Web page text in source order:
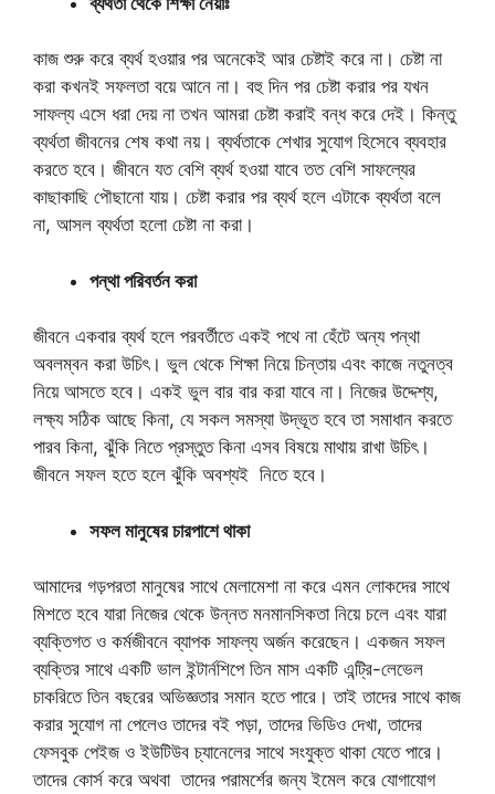
কাজ শুরু করে ব্যর্থ হওয়ার পর অনেকেই আর চেষ্টাই করে না। চেষ্টা না
করা কখনই সফলতা বয়ে আনে না। বহু দিন পর চেষ্টা করার পর যখন
সাফল্য এসে ধরা দেয় না তখন আমরা চেষ্টা করাই বন্ধ করে দেই। কিন্তু
ব্যর্থতা জীবনের শেষ কথা নয়। ব্যর্থতাকে শেখার সুযোগ হিসেবে ব্যবহার
করতে হবে। জীবনে যত বেশি ব্যর্থ হওয়া যাবে তত বেশি সাফল্যের
কাছাকাছি পৌছানো যায়। চেষ্টা করার পর ব্যর্থ হলে এটাকে ব্যর্থতা বলে
না, আসল ব্যর্থতা হলো চেষ্টা না করা।
পন্থা পরিবর্তন করা
জীবনে একবার ব্যর্থ হলে পরবর্তীতে একই পথে না হেঁটে অন্য পন্থা
অবলম্বন করা উচিৎ। ভুল থেকে শিক্ষা নিয়ে চিন্তায় এবং কাজে নতুনত্ব
নিয়ে আসতে হবে। একই ভুল বার বার করা যাবে না। নিজের উদ্দেশ্য,
লক্ষ্য সঠিক আছে কিনা, যে সকল সমস্যা উদ্ভূত হবে তা সমাধান করতে
পারব কিনা, ঝুঁকি নিতে প্রস্তুত কিনা এসব বিষয়ে মাথায় রাখা উচিৎ।
জীবনে সফল হতে হলে ঝুঁকি অবশ্যই নিতে হবে।
সফল মানুষের চারপাশে থাকা
আমাদের গড়পরতা মানুষের সাথে মেলামেশা না করে এমন লোকদের সাথে
মিশতে হবে যারা নিজের থেকে উন্নত মনমানসিকতা নিয়ে চলে এবং যারা
ব্যক্তিগত ও কর্মজীবনে ব্যাপক সাফল্য অর্জন করেছেন। একজন সফল
ব্যক্তির সাথে একটি ভাল ইন্টার্নশিপে তিন মাস একটি এন্ট্রি-লেভেল
চাকরিতে তিন বছরের অভিজ্ঞতার সমান হতে পারে। তাই তাদের সাথে কাজ
করার সুযোগ না পেলেও তাদের বই পড়া, তাদের ভিডিও দেখা, তাদের
ফেসবুক পেইজ ও ইউটিউব চ্যানেলের সাথে সংযুক্ত থাকা যেতে পারে।
তাদের কোর্স করে অথবা তাদের পরামর্শের জন্য ইমেল করে যোগাযোগ